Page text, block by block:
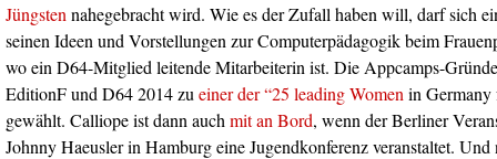
Jüngsten nahegebracht wird. Wie es der Zufall haben will, darf sich
seinen Ideen und Vorstellungen zur Computerpädagogik beim
wo ein D64-Mitglied leitende Mitarbeiterin ist. Die Appcamps-
EditionF und D64 2014 zu einer der “25 leading Women in Germany
gewählt. Calliope ist dann auch mit an Bord, wenn der Berliner
Johnny Haeusler in Hamburg eine Jugendkonferenz veranstaltet.